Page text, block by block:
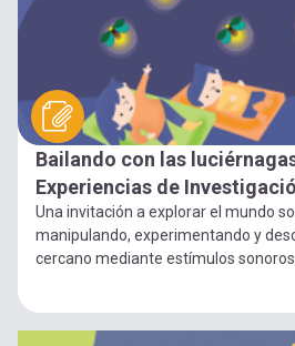
Bailando con las
Experiencias de
Una invitación a explorar el mundo
manipulando, experimentando y
cercano mediante estímulos